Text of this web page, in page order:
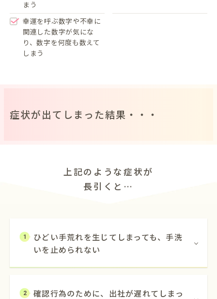
まう
幸運を呼ぶ数字や不幸に
関連した数字が気にな
り、数字を何度も数えて
しまう
症状が出てしまった結果・・・
上記のような症状が
長引くと…
1
ひどい手荒れを生じてしまっても、手洗
いを止められない
2 確認行為のために、出社が遅れてしまっ